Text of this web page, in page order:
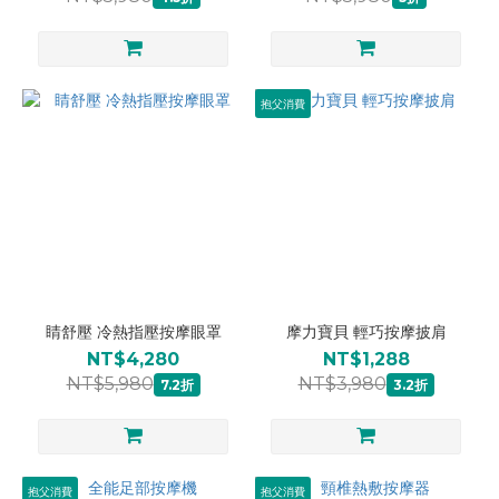
睛舒壓 冷熱指壓按摩眼罩
NT$4,280
NT$5,980 7.2折
抱父消費
摩力寶貝 輕巧按摩披肩
NT$1,288
NT$3,980 3.2折
抱父消費 抱父消費